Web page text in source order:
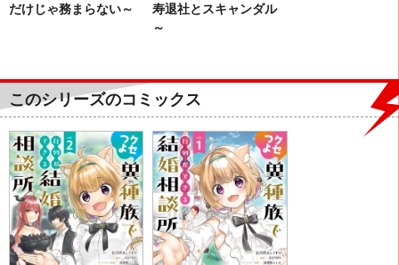
だけじゃ務まらない～
寿退社とスキャンダル
～
このシリーズのコミックス